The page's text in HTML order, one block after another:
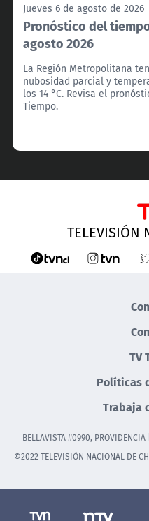
Jueves 6 de agosto de 2026
Pronóstico del
agosto 2026
La Región Metropolitana
nubosidad parcial y
los 14 °C. Revisa el
Tiempo.
TELEVISIÓN
TV
Políticas
Trabaja
BELLAVISTA #0990,
©2022 TELEVISIÓN NACIONAL DE